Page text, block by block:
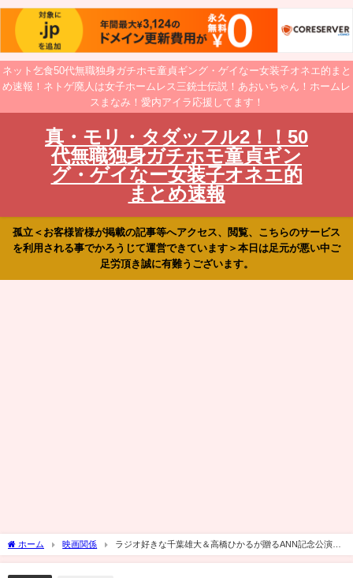
ネット乞食50代無職独身ガチホモ童貞ギング・ゲイなー女装子オネエ的まと
め速報！ネトゲ廃人は女子ホームレス三銃士伝説！あおいちゃん！ホームレ
スまなみ！愛内アイラ応援してます！
真・モリ・タダッフル2！！50
代無職独身ガチホモ童貞ギン
グ・ゲイなー女装子オネエ的
まとめ速報
孤立＜お客様皆様が掲載の記事等へアクセス、閲覧、こちらのサービス
を利用される事でかろうじて運営できています＞本日は足元が悪い中ご
足労頂き誠に有難うございます。
ホーム 映画関係
ラジオ好きな千葉雄大＆高橋ひかるが贈るANN記念公演
「あの夜を覚えてる」3月上演へ